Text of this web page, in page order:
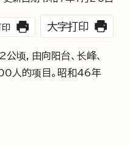
印 大字打印
，由向阳台、长峰、
人的项目。昭和46年